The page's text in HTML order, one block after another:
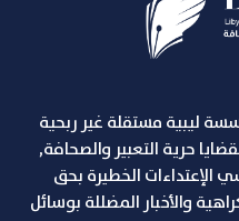
ليبية مستقلة غير ربحية
حرية التعبير والصحافة,
إثر تفشي الإعتداءات الخطيرة بحق
والأخبار المضللة بوسائل